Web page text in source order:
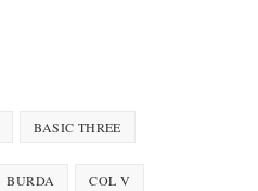
BASIC THREE
BURDA COL V